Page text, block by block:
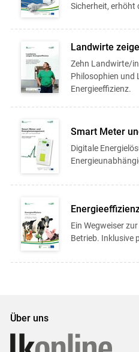
Sicherheit, erhöht
Landwirte
Zehn Landwirte/
Philosophien und
Energieeffizienz.
Smart Meter
Digitale
Ein Wegweiser
Betrieb. Inklusive
Über uns